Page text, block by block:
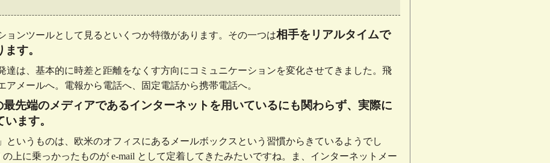
ョンツールとして見るといくつか特徴があります。その一つは相手をリアルタイムで
す。
達は、基本的に時差と距離をなくす方向にコミュニケーションを変化させてきました。飛
アメールへ。電報から電話へ、固定電話から携帯電話へ。
最先端のメディアであるインターネットを用いているにも関わらず、実際に
ます。
というものは、欧米のオフィスにあるメールボックスという習慣からきているようでし
上に乗っかったものが e-mail として定着してきたみたいですね。ま、インターネットメー